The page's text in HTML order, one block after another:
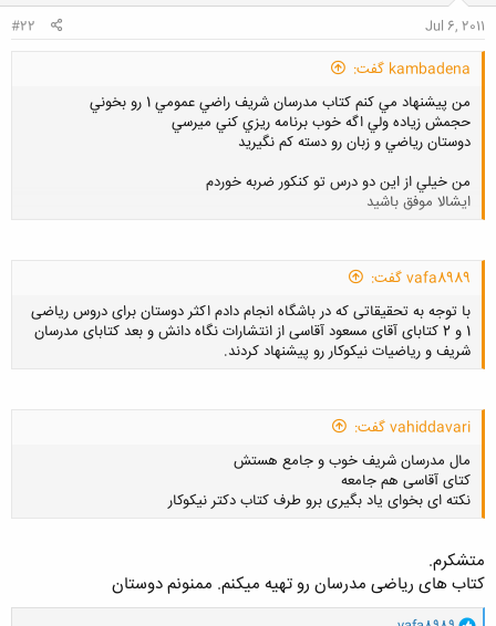
Jul 6, 2011
#22
kambadena گفت:
من پيشنهاد مي كنم كتاب مدرسان شريف راضي عمومي 1 رو بخوني
حجمش زياده ولي اگه خوب برنامه ريزي كني ميرسي
دوستان رياضي و زبان رو دسته كم نگيريد
من خيلي از اين دو درس تو كنكور ضربه خوردم
ايشالا موفق باشيد
vafa8989 گفت:
با توجه به تحقیقاتی که در باشگاه انجام دادم اکثر دوستان برای دروس ریاضی
1 و 2 کتابای آقای مسعود آقاسی از انتشارات نگاه دانش و بعد کتابای مدرسان
شریف و ریاضیات نیکوکار رو پیشنهاد کردند.
کلیک کنید تا باز شود...
vahiddavari گفت:
مال مدرسان شریف خوب و جامع هستش
کتای آقاسی هم جامعه
نکته ای بخوای یاد بگیری برو طرف کتاب دکتر نیکوکار
کلیک کنید تا باز شود...
متشکرم.
کتاب های ریاضی مدرسان رو تهیه میکنم. ممنونم دوستان